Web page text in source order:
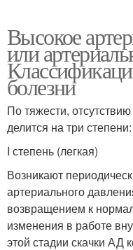
Высокое
или
болезни
По тяжести,
делится на три степени:
I степень (легкая)
Возникают
артериального
возвращением к
изменения в работе
этой стадии скачки АД